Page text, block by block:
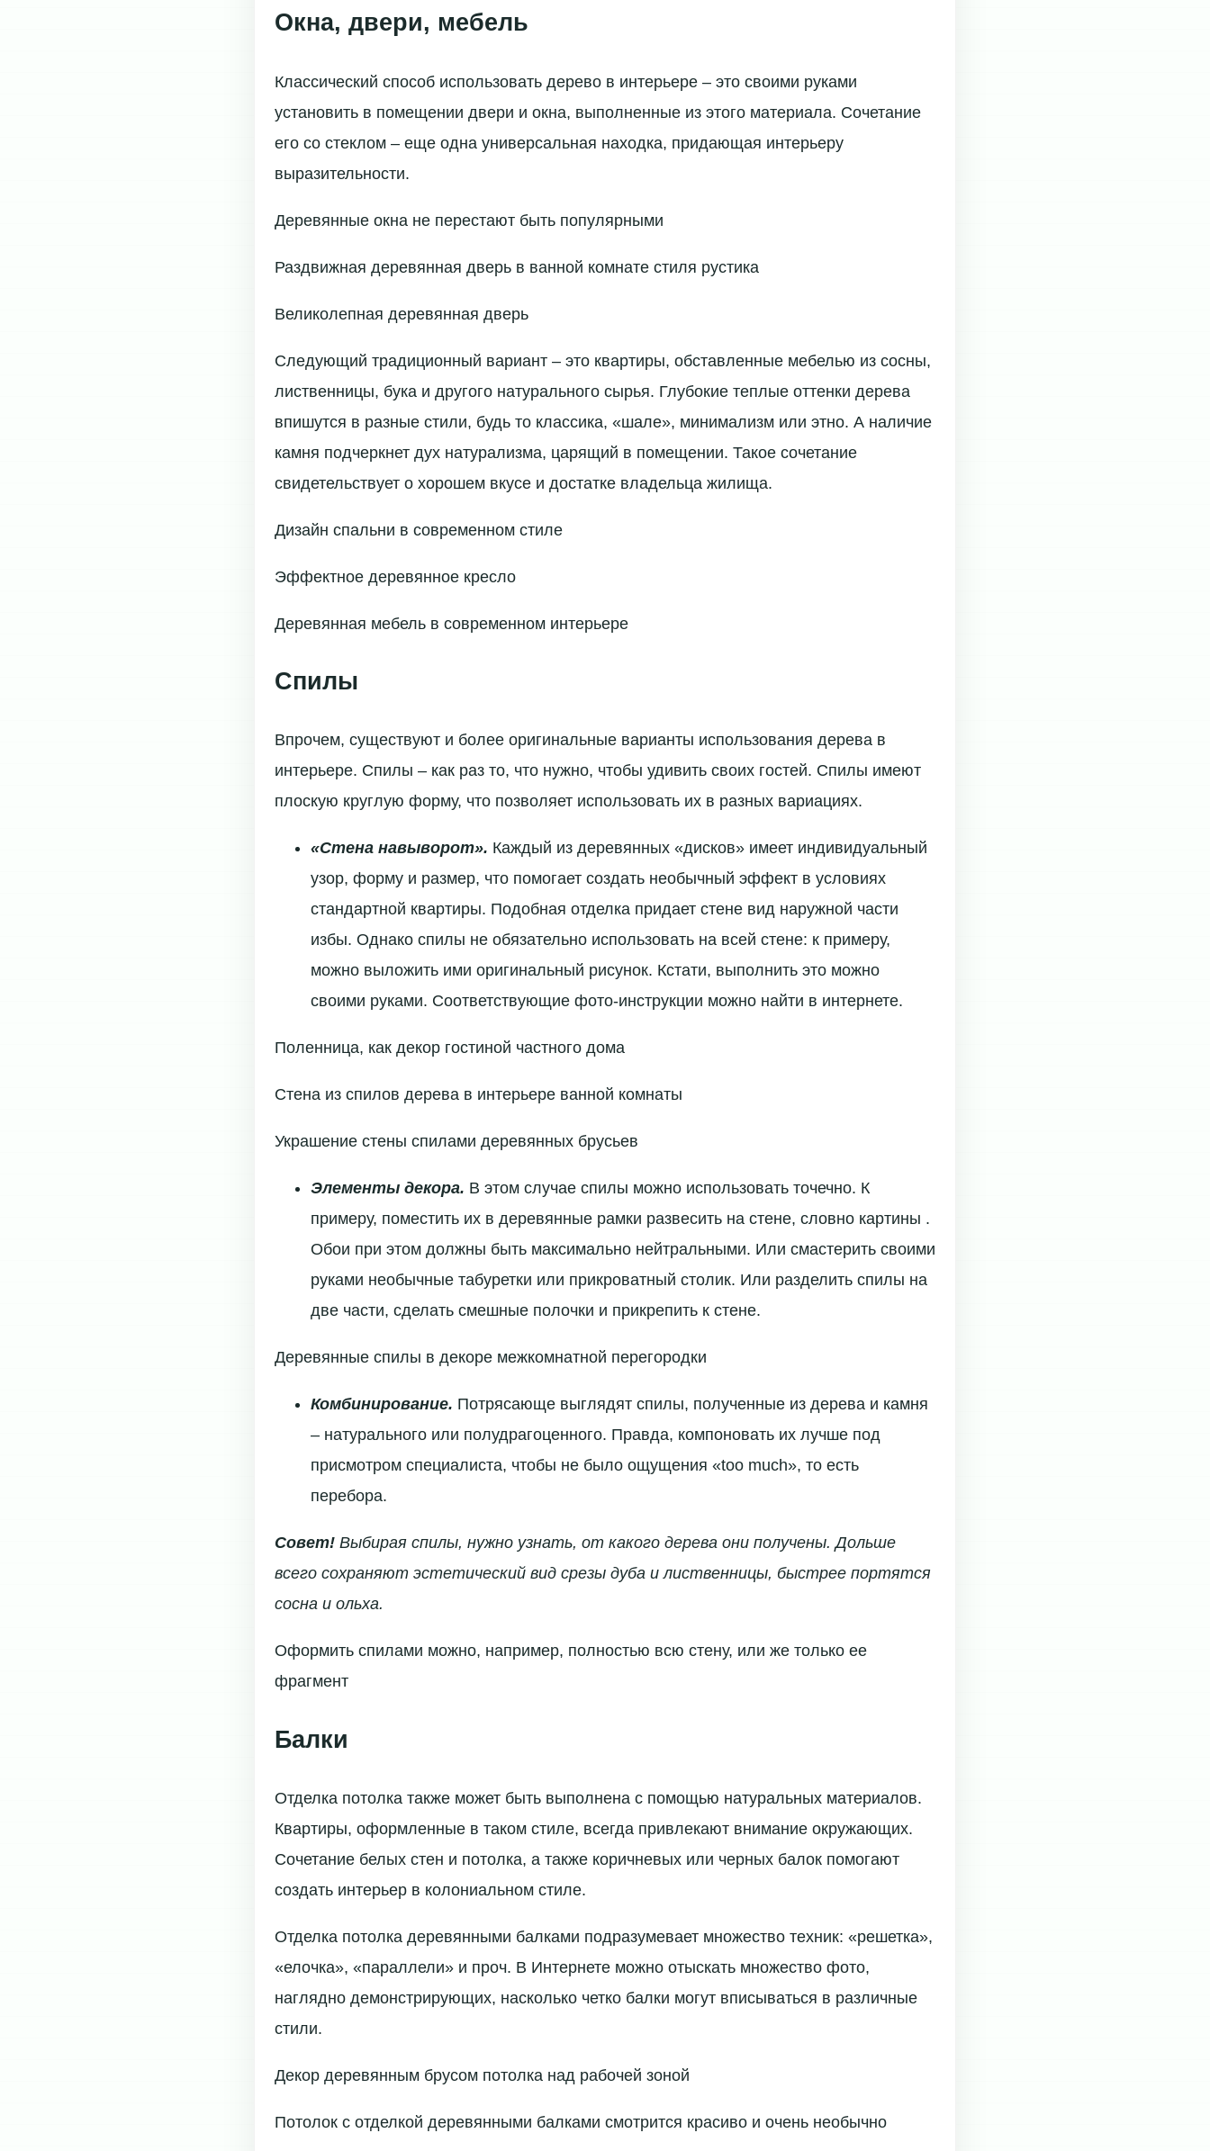
Окна, двери, мебель
Классический способ использовать дерево в интерьере – это своими руками
установить в помещении двери и окна, выполненные из этого материала. Сочетание
его со стеклом – еще одна универсальная находка, придающая интерьеру
выразительности.
Деревянные окна не перестают быть популярными
Раздвижная деревянная дверь в ванной комнате стиля рустика
Великолепная деревянная дверь
Следующий традиционный вариант – это квартиры, обставленные мебелью из сосны,
лиственницы, бука и другого натурального сырья. Глубокие теплые оттенки дерева
впишутся в разные стили, будь то классика, «шале», минимализм или этно. А наличие
камня подчеркнет дух натурализма, царящий в помещении. Такое сочетание
свидетельствует о хорошем вкусе и достатке владельца жилища.
Дизайн спальни в современном стиле
Эффектное деревянное кресло
Деревянная мебель в современном интерьере
Спилы
Впрочем, существуют и более оригинальные варианты использования дерева в
интерьере. Спилы – как раз то, что нужно, чтобы удивить своих гостей. Спилы имеют
плоскую круглую форму, что позволяет использовать их в разных вариациях.
«Стена навыворот». Каждый из деревянных «дисков» имеет индивидуальный
узор, форму и размер, что помогает создать необычный эффект в условиях
стандартной квартиры. Подобная отделка придает стене вид наружной части
избы. Однако спилы не обязательно использовать на всей стене: к примеру,
можно выложить ими оригинальный рисунок. Кстати, выполнить это можно
своими руками. Соответствующие фото-инструкции можно найти в интернете.
Поленница, как декор гостиной частного дома
Стена из спилов дерева в интерьере ванной комнаты
Украшение стены спилами деревянных брусьев
Элементы декора. В этом случае спилы можно использовать точечно. К
примеру, поместить их в деревянные рамки развесить на стене, словно картины .
Обои при этом должны быть максимально нейтральными. Или смастерить своими
руками необычные табуретки или прикроватный столик. Или разделить спилы на
две части, сделать смешные полочки и прикрепить к стене.
Деревянные спилы в декоре межкомнатной перегородки
Комбинирование. Потрясающе выглядят спилы, полученные из дерева и камня
– натурального или полудрагоценного. Правда, компоновать их лучше под
присмотром специалиста, чтобы не было ощущения «too much», то есть
перебора.
Совет! Выбирая спилы, нужно узнать, от какого дерева они получены. Дольше
всего сохраняют эстетический вид срезы дуба и лиственницы, быстрее портятся
сосна и ольха.
Оформить спилами можно, например, полностью всю стену, или же только ее
фрагмент
Балки
Отделка потолка также может быть выполнена с помощью натуральных материалов.
Квартиры, оформленные в таком стиле, всегда привлекают внимание окружающих.
Сочетание белых стен и потолка, а также коричневых или черных балок помогают
создать интерьер в колониальном стиле.
Отделка потолка деревянными балками подразумевает множество техник: «решетка»,
«елочка», «параллели» и проч. В Интернете можно отыскать множество фото,
наглядно демонстрирующих, насколько четко балки могут вписываться в различные
стили.
Декор деревянным брусом потолка над рабочей зоной
Потолок с отделкой деревянными балками смотрится красиво и очень необычно